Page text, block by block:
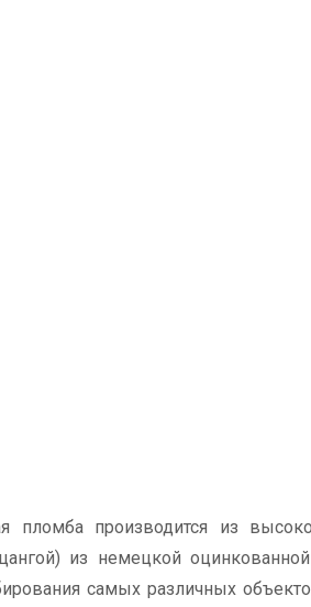
пломба производится из
из немецкой
самых различных